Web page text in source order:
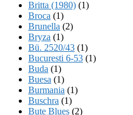
Britta (1980) (1)
Broca (1)
Brunella (2)
Bryza (1)
Bü. 2520/43 (1)
Bucuresti 6-53 (1)
Buda (1)
Buesa (1)
Burmania (1)
Buschra (1)
Bute Blues (2)